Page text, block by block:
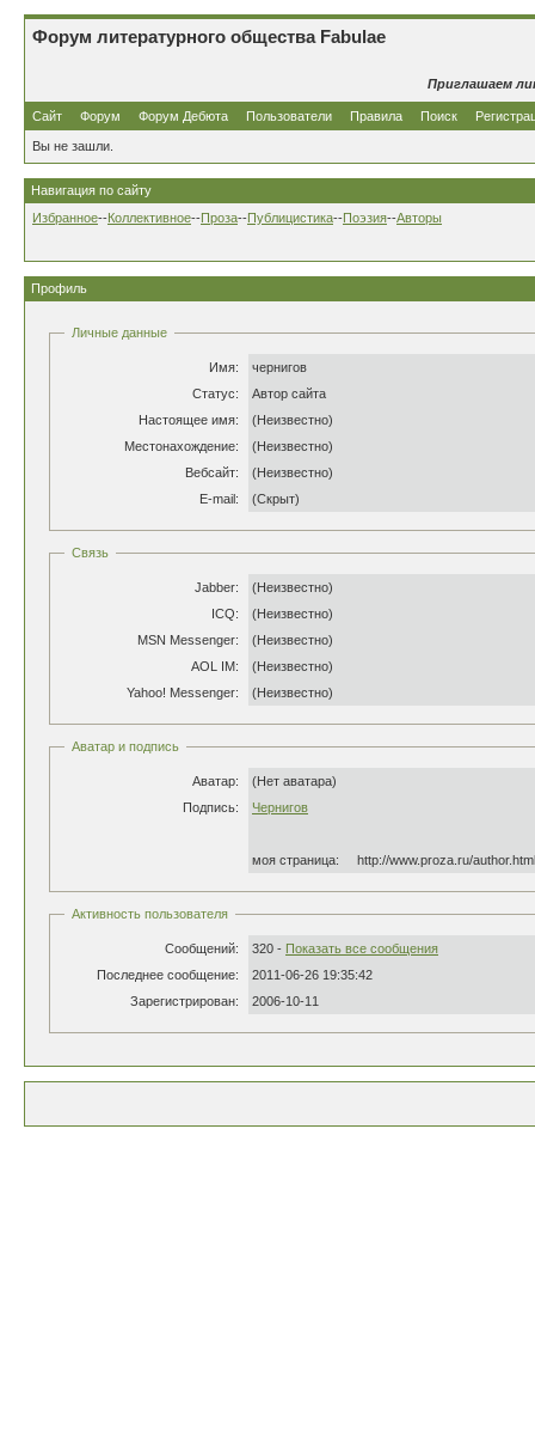
Форум литературного общества Fabulae
Приглашаем
Сайт Форум Форум Дебюта Пользователи Правила Поиск
Вы не зашли.
Навигация по сайту
Избранное--Коллективное--Проза--Публицистика--Поэзия--Авторы
Профиль
Личные данные
Имя:
чернигов
Статус:
Автор сайта
Настоящее имя:
(Неизвестно)
Местонахождение:
(Неизвестно)
Вебсайт:
(Неизвестно)
E-mail:
(Скрыт)
Связь
Jabber:
(Неизвестно)
ICQ:
(Неизвестно)
MSN Messenger:
(Неизвестно)
AOL IM:
(Неизвестно)
Yahoo! Messenger:
(Неизвестно)
Аватар и подпись
Аватар:
(Нет аватара)
Подпись:
Чернигов
моя страница: http://www.proza.ru/
Активность пользователя
Сообщений: 320 - Показать все сообщения
Последнее сообщение:
2011-06-26 19:35:42
Зарегистрирован:
2006-10-11